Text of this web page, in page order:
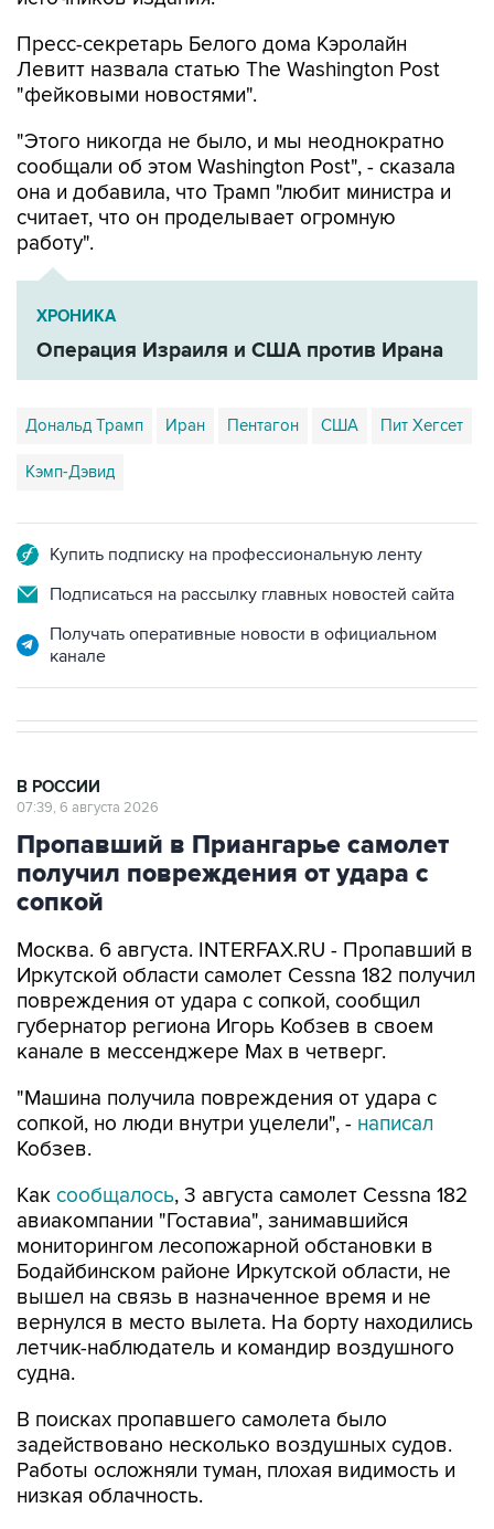
Пресс-секретарь Белого дома Кэролайн
Левитт назвала статью The Washington Post
"фейковыми новостями".
"Этого никогда не было, и мы неоднократно
сообщали об этом Washington Post", - сказала
она и добавила, что Трамп "любит министра и
считает, что он проделывает огромную
работу".
ХРОНИКА
Операция Израиля и США против Ирана
Дональд Трамп Иран Пентагон США Пит Хегсет
Кэмп-Дэвид
Купить подписку на профессиональную ленту
Подписаться на рассылку главных новостей сайта
Получать оперативные новости в официальном
канале
В РОССИИ
07:39, 6 августа 2026
Пропавший в Приангарье самолет
получил повреждения от удара с
сопкой
Москва. 6 августа. INTERFAX.RU - Пропавший в
Иркутской области самолет Cessna 182 получил
повреждения от удара с сопкой, сообщил
губернатор региона Игорь Кобзев в своем
канале в мессенджере Мах в четверг.
"Машина получила повреждения от удара с
сопкой, но люди внутри уцелели", - написал
Кобзев.
Как сообщалось, 3 августа самолет Cessna 182
авиакомпании "Гоставиа", занимавшийся
мониторингом лесопожарной обстановки в
Бодайбинском районе Иркутской области, не
вышел на связь в назначенное время и не
вернулся в место вылета. На борту находились
летчик-наблюдатель и командир воздушного
судна.
В поисках пропавшего самолета было
задействовано несколько воздушных судов.
Работы осложняли туман, плохая видимость и
низкая облачность.